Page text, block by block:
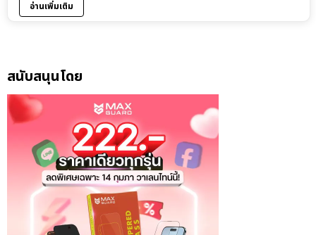
อ่านเพิ่มเติม
สนับสนุนโดย